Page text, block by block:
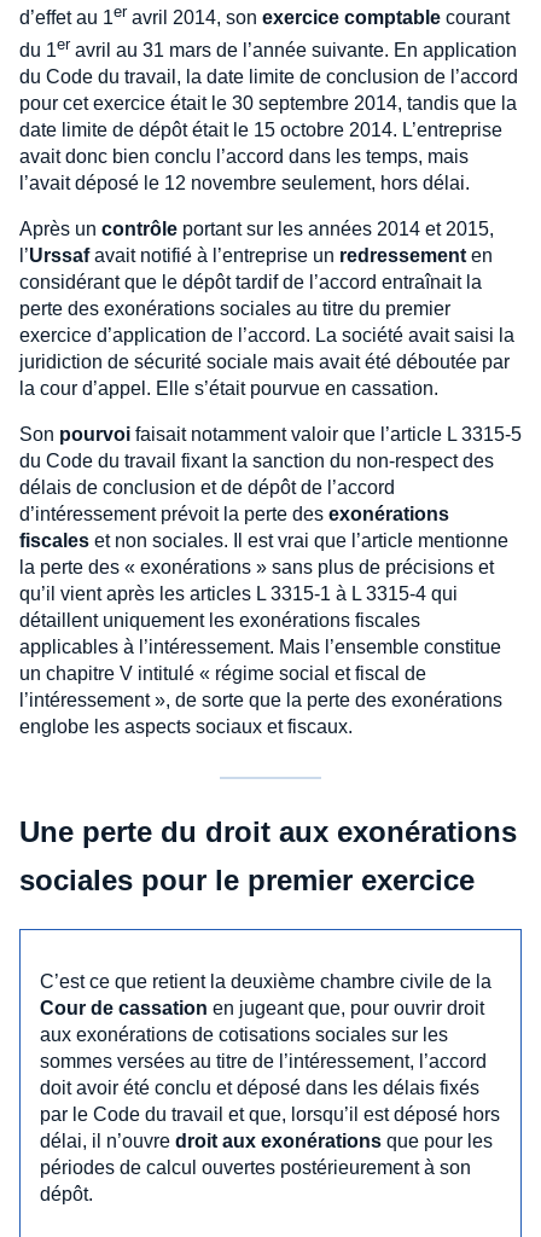
d’effet au 1er avril 2014, son exercice comptable courant
du 1er avril au 31 mars de l’année suivante. En application
du Code du travail, la date limite de conclusion de l’accord
pour cet exercice était le 30 septembre 2014, tandis que la
date limite de dépôt était le 15 octobre 2014. L’entreprise
avait donc bien conclu l’accord dans les temps, mais
l’avait déposé le 12 novembre seulement, hors délai.
Après un contrôle portant sur les années 2014 et 2015,
l’Urssafavait notifié à l’entreprise un redressement en
considérant que le dépôt tardif de l’accord entraînait la
perte des exonérations sociales au titre du premier
exercice d’application de l’accord. La société avait saisi la
juridiction de sécurité sociale mais avait été déboutée par
la cour d’appel. Elle s’était pourvue en cassation.
Son pourvoi faisait notamment valoir que l’article L 3315-5
du Code du travail fixant la sanction du non-respect des
délais de conclusion et de dépôt de l’accord
d’intéressement prévoit la perte des exonérations
fiscales et non sociales. Il est vrai que l’article mentionne
la perte des « exonérations » sans plus de précisions et
qu’il vient après les articles L 3315-1 à L 3315-4 qui
détaillent uniquement les exonérations fiscales
applicables à l’intéressement. Mais l’ensemble constitue
un chapitre V intitulé « régime social et fiscal de
l’intéressement », de sorte que la perte des exonérations
englobe les aspects sociaux et fiscaux.
Une perte du droit aux exonérations
sociales pour le premier exercice
C’est ce que retient la deuxième chambre civile de la
Cour de cassation en jugeant que, pour ouvrir droit
aux exonérations de cotisations sociales sur les
sommes versées au titre de l’intéressement, l’accord
doit avoir été conclu et déposé dans les délais fixés
par le Code du travail et que, lorsqu’il est déposé hors
délai, il n’ouvre droit aux exonérations que pour les
périodes de calcul ouvertes postérieurement à son
dépôt.